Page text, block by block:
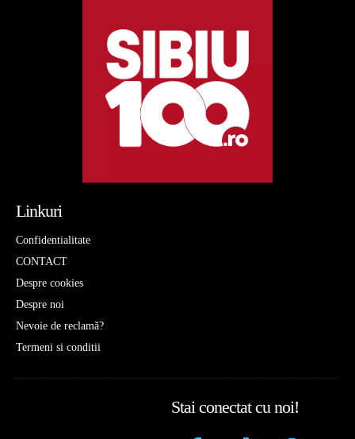
Linkuri
Confidentialitate
CONTACT
Despre cookies
Despre noi
Nevoie de reclamă?
Termeni si conditii
Stai conectat cu noi!